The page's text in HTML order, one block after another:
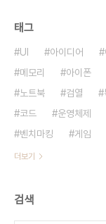
태그
UI 아이디어
메모리
아이폰
노트북
검열
코드
운영체제
벤치마킹
게임
더보기
검색